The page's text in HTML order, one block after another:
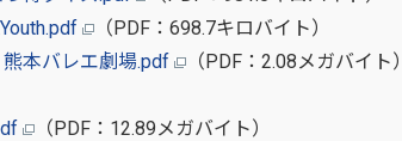
（PDF：698.7キロバイト）
本バレエ劇場.pdf
（PDF：2.08メガバイト）
（PDF：12.89メガバイト）